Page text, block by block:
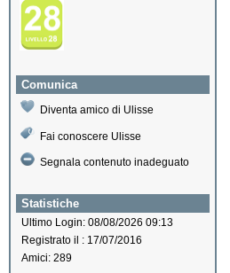
Comunica
Diventa amico di Ulisse
Fai conoscere Ulisse
Segnala contenuto inadeguato
Statistiche
Ultimo Login: 08/08/2026 09:13
Registrato il : 17/07/2016
Amici: 289